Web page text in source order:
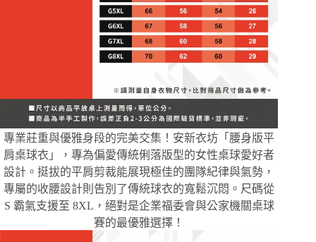
專業莊重與優雅身段的完美交集！安新衣坊「腰身版平
肩桌球衣」，專為偏愛傳統俐落版型的女性桌球愛好者
設計。挺拔的平肩剪裁能展現極佳的團隊紀律與氣勢，
專屬的收腰設計則告別了傳統球衣的寬鬆沉悶。尺碼從
S 霸氣支援至 8XL，絕對是企業福委會與公家機關桌球
賽的最優雅選擇！